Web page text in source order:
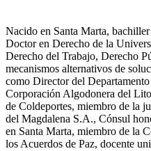
Nacido en Santa Marta,
Doctor en Derecho de la
Derecho del Trabajo, Derecho
mecanismos alternativos de
como Director del
Corporación Algodonera del
de Coldeportes, miembro de la
del Magdalena S.A., Cónsul
en Santa Marta, miembro de la
los Acuerdos de Paz, docente